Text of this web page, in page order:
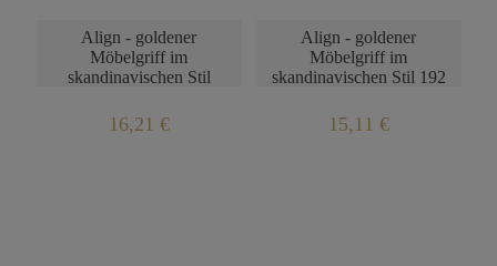
Align - goldener
Möbelgriff im
skandinavischen Stil
16,21 €
Align - goldener
Möbelgriff im
skandinavischen Stil 192
15,11 €